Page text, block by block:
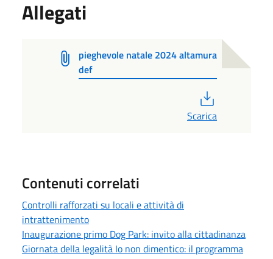
Allegati
pieghevole natale 2024 altamura
def
Scarica
Contenuti correlati
Controlli rafforzati su locali e attività di
intrattenimento
Inaugurazione primo Dog Park: invito alla cittadinanza
Giornata della legalità Io non dimentico: il programma